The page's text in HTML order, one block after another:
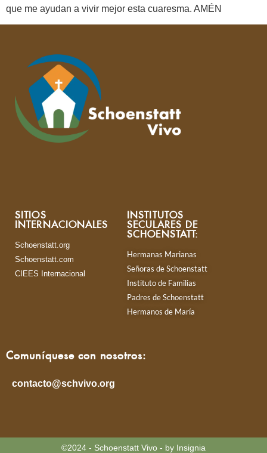
que me ayudan a vivir mejor esta cuaresma. AMÉN
SITIOS
INTERNACIONALES
Schoenstatt.org
Schoenstatt.com
CIEES Internacional
INSTITUTOS
SECULARES DE
SCHOENSTATT:
Hermanas Marianas
Señoras de Schoenstatt
Instituto de Familias
Padres de Schoenstatt
Hermanos de María
Comuníquese con nosotros:
contacto@schvivo.org
©2024 - Schoenstatt Vivo - by Insignia